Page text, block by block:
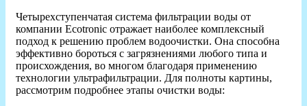
Четырехступенчатая система фильтрации воды от
компании Ecotronic отражает наиболее комплексный
подход к решению проблем водоочистки. Она способна
эффективно бороться с загрязнениями любого типа и
происхождения, во многом благодаря применению
технологии ультрафильтрации. Для полноты картины,
рассмотрим подробнее этапы очистки воды: